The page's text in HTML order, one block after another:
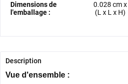
Dimensions de
l'emballage :
0.028 cmx
(L x L x H)
Description
Vue d'ensemble :